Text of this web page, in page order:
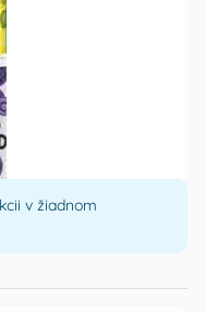
v žiadnom